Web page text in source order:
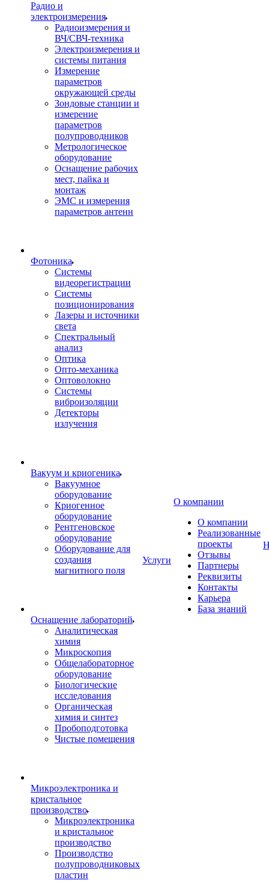
Радио и
электроизмерения
Радиоизмерения и
ВЧ/СВЧ-техника
Электроизмерения и
системы питания
Измерение
параметров
окружающей среды
Зондовые станции и
измерение
параметров
полупроводников
Метрологическое
оборудование
Оснащение рабочих
мест, пайка и
монтаж
ЭМС и измерения
параметров антенн
Фотоника
Cистемы
видеорегистрации
Системы
позиционирования
Лазеры и источники
света
Спектральный
анализ
Оптика
Опто-механика
Оптоволокно
Системы
виброизоляции
Детекторы
излучения
Вакуум и криогеника
Вакуумное
оборудование
Криогенное
оборудование
Рентгеновское
оборудование
Оборудование для
создания
магнитного поля
Оснащение лабораторий
Аналитическая
химия
Микроскопия
Общелабораторное
оборудование
Биологические
исследования
Органическая
химия и синтез
Пробоподготовка
Чистые помещения
Микроэлектроника и
кристальное
производство
Микроэлектроника
и кристальное
производство
Производство
полупроводниковых
пластин
Услуги
О компании
О компании
Реализованные
проекты
Отзывы
Партнеры
Реквизиты
Контакты
Карьера
База знаний